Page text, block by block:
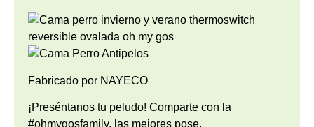
Fabricado por NAYECO
¡Preséntanos tu peludo! Comparte con la
#ohmygosfamily, las mejores pose.